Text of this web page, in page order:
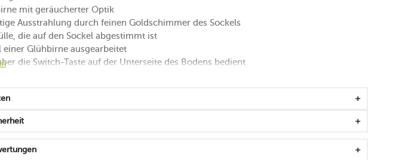
mit geräucherter Optik
Ausstrahlung durch feinen Goldschimmer des Sockels
die auf den Sockel abgestimmt ist
einer Glühbirne ausgearbeitet
die Switch-Taste auf der Unterseite des Bodens bedient
zu 140 Stunden Licht im Kerzen-Modus
„Ambiente“ sorgt für bis zu 80 Stunden Licht
bis zu 4 Stunden